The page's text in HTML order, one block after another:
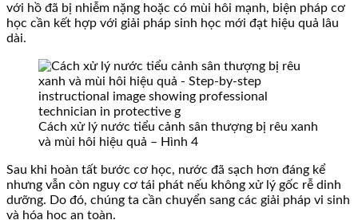
với hồ đã bị nhiễm nặng hoặc có mùi hôi mạnh, biện pháp cơ
học cần kết hợp với giải pháp sinh học mới đạt hiệu quả lâu
dài.
Cách xử lý nước tiểu cảnh sân thượng bị rêu xanh
và mùi hôi hiệu quả – Hình 4
Sau khi hoàn tất bước cơ học, nước đã sạch hơn đáng kể
nhưng vẫn còn nguy cơ tái phát nếu không xử lý gốc rễ dinh
dưỡng. Do đó, chúng ta cần chuyển sang các giải pháp vi sinh
và hóa học an toàn.